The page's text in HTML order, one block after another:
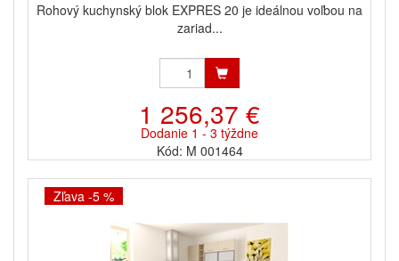
Rohový kuchynský blok EXPRES 20 je ideálnou voľbou na
zariad...
1 256,37 €
Dodanie 1 - 3 týždne
Kód: M 001464
Zľava -5 %